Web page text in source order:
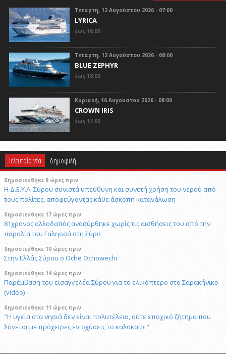
Τετάρτη, 12 Αυγούστου 2026 - 07:00
LYRICA
έως 16:00
Τετάρτη, 12 Αυγούστου 2026 - 08:00
BLUE ZEPHYR
έως 18:00
Κυριακή, 16 Αυγούστου 2026 - 08:00
CROWN IRIS
έως 17:00
Τελευταία νέα Δημοφιλή
δημοσιεύθηκε 8 ώρες πριν
Η Δ.Ε.Υ.Α. Σύρου συνιστά υπεύθυνη και συνετή χρήση του νερού από
τους πολίτες, αποφεύγοντας κάθε άσκοπη κατανάλωση
δημοσιεύθηκε 17 ώρες πριν
81χρονος αλλοδαπός ανασύρθηκε χωρίς τις αισθήσεις του από την
παραλία του Γαλησσά στη Σύρο
δημοσιεύθηκε 10 ώρες πριν
Στην Ελλάς Σύρου ο Oche Ochowechi
δημοσιεύθηκε 14 ώρες πριν
Παρέμβαση του εισαγγελέα Σύρου για το ελικόπτερο στο Σαρακήνικο
(video)
δημοσιεύθηκε 11 ώρες πριν
"Η υγεία στα νησιά δεν είναι πολυτέλεια, ούτε εποχικό ζήτημα που
λύνεται με πρόχειρες ενισχύσεις το καλοκαίρι"